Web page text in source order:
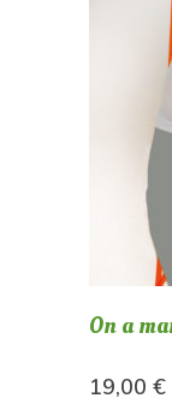
On a
19,00 €